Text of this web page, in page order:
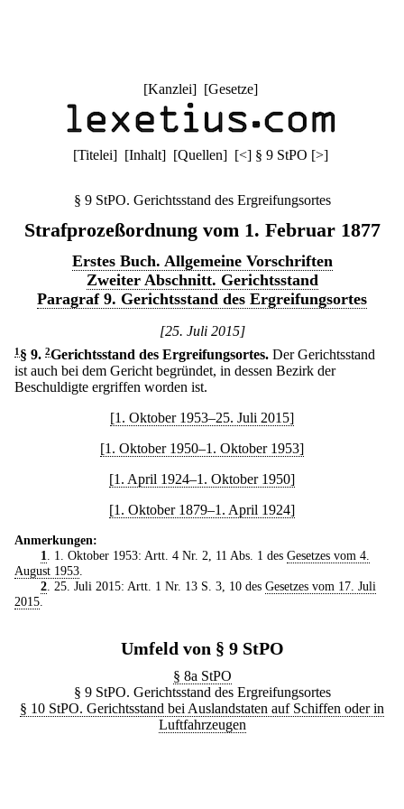
[Kanzlei] [Gesetze]
[Titelei] [Inhalt] [Quellen] [<] § 9 StPO [>]
§ 9 StPO. Gerichtsstand des Ergreifungsortes
Strafprozeßordnung vom 1. Februar 1877
Erstes Buch. Allgemeine Vorschriften
Zweiter Abschnitt. Gerichtsstand
Paragraf 9. Gerichtsstand des Ergreifungsortes
[25. Juli 2015]
1 § 9. 2Gerichtsstand des Ergreifungsortes. Der Gerichtsstand
ist auch bei dem Gericht begründet, in dessen Bezirk der
Beschuldigte ergriffen worden ist.
[1. Oktober 1953–25. Juli 2015]
[1. Oktober 1950–1. Oktober 1953]
[1. April 1924–1. Oktober 1950]
[1. Oktober 1879–1. April 1924]
Anmerkungen:
1
. 1. Oktober 1953: Artt. 4 Nr. 2, 11 Abs. 1 des Gesetzes vom 4.
August 1953
2. 25. Juli 2015: Artt. 1 Nr. 13 S. 3, 10 des Gesetzes vom 17. Juli
2015
Umfeld von § 9 StPO
§ 8a StPO
§ 9 StPO. Gerichtsstand des Ergreifungsortes
§ 10 StPO. Gerichtsstand bei Auslandstaten auf Schiffen oder in
Luftfahrzeugen